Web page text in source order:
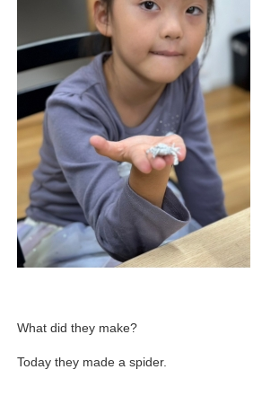
What did they make?
Today they made a spider.